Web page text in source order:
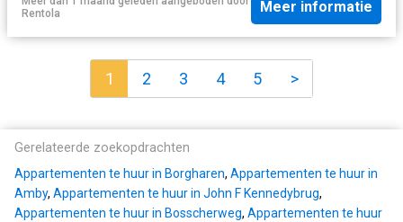
Rentola
Meer informatie
1 2 3 4 5 >
Gerelateerde zoekopdrachten
Appartementen te huur in Borgharen, Appartementen te huur in
Amby, Appartementen te huur in John F Kennedybrug,
Appartementen te huur in Bosscherweg, Appartementen te huur